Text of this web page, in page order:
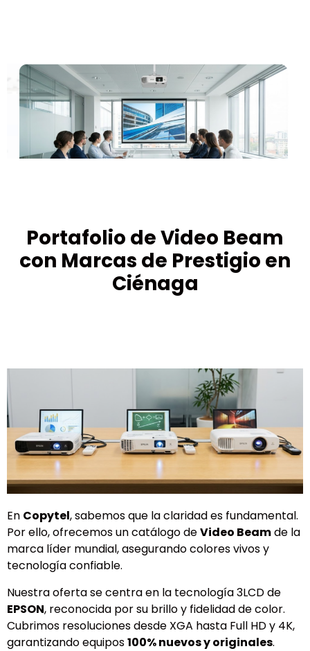
Portafolio de Video Beam
con Marcas de Prestigio en
Ciénaga
En Copytel, sabemos que la claridad es fundamental.
Por ello, ofrecemos un catálogo deVideo Beamde la
marca líder mundial, asegurando colores vivos y
tecnología confiable.
Nuestra oferta se centra en la tecnología 3LCD de
EPSON, reconocida por su brillo y fidelidad de color.
Cubrimos resoluciones desde XGA hasta Full HD y 4K,
garantizando equipos100% nuevos y originales.